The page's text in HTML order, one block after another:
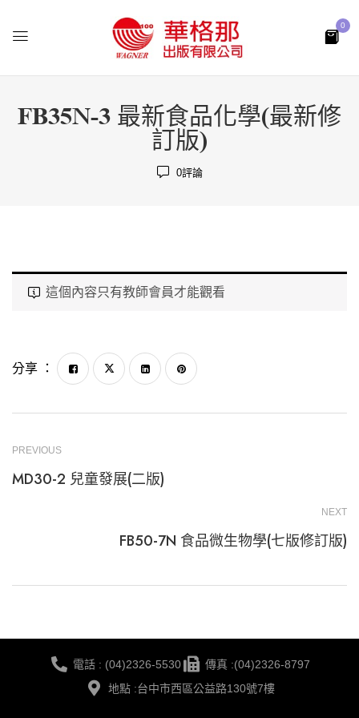
0
FB35N-3 最新食品化學(最新修
訂版)
0評論
這個內容只有教師會員才能觀看
分享 ：
PREVIOUS
MD30-2 兒童發展(二版)
NEXT
FB50-7N 食品微生物學(七版修訂版)
電話 : (04)2326-5530
傳真 :(04)2326-8797
地點 :台中市西區公益路130號7樓